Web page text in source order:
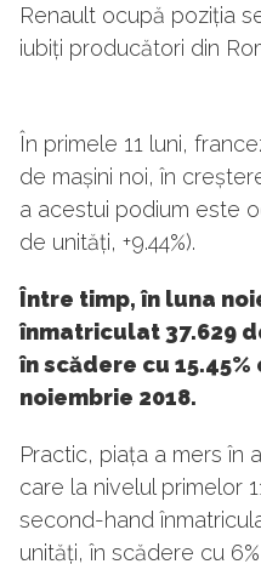
Renault ocupă poziția
iubiți producători din
În primele 11 luni,
de mașini noi, în
a acestui podium este
de unități, +9.44%).
Între timp, în luna
înmatriculat 37.629
în scădere cu
noiembrie 2018.
Practic, piața a mers în
care la nivelul primelor
second-hand
unități, în scădere cu